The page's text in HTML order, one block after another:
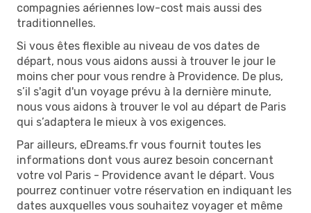
compagnies aériennes low-cost mais aussi des
traditionnelles.
Si vous êtes flexible au niveau de vos dates de
départ, nous vous aidons aussi à trouver le jour le
moins cher pour vous rendre à Providence. De plus,
s’il s'agit d'un voyage prévu à la dernière minute,
nous vous aidons à trouver le vol au départ de Paris
qui s’adaptera le mieux à vos exigences.
Par ailleurs, eDreams.fr vous fournit toutes les
informations dont vous aurez besoin concernant
votre vol Paris - Providence avant le départ. Vous
pourrez continuer votre réservation en indiquant les
dates auxquelles vous souhaitez voyager et même